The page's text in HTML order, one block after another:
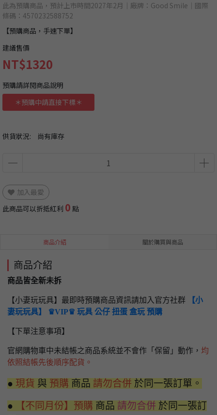
此為預購商品，預計上市時間2027年2月｜廠牌：Good Smile｜國際
條碼：4570232588752
【預購商品，手速下單】
建議售價
NT$1320
供貨狀況: 尚有庫存
預購請詳閱商品說明
＊預購中請直接下標＊
加入最愛
此商品可以折抵紅利 0 點
商品介紹 關於購買與商品
商品介紹
商品皆全新未拆
【小妻玩玩具】最即時預購商品資訊請加入官方社群
【小
妻玩玩具】 ♛VIP♛ 玩具 公仔 扭蛋 盒玩 預購
【下單注意事項】
官網購物車中未結帳之商品系統並不會作「保留」動作， 均
依照結帳先後順序配貨。
● 現貨 與 預購 商品 請勿合併 於同一張訂單。
● 【不同月份】預購 商品 請勿合併 於同一張訂